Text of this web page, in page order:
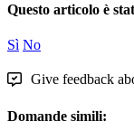
Questo articolo è
Sì No
Give feedback
Domande simili: